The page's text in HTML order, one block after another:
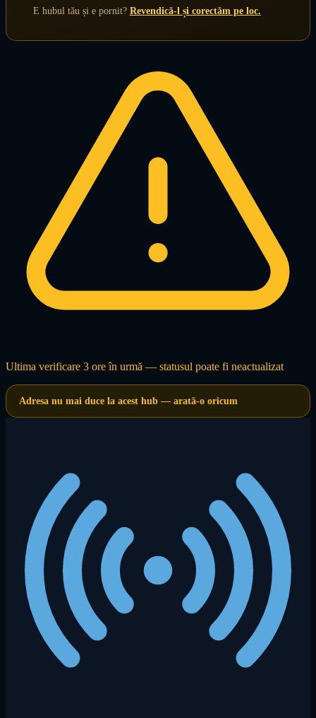
E hubul tău și e pornit? Revendică-l și corectăm pe loc.
Ultima verificare 3 ore în urmă — statusul poate fi neactualizat
Adresa nu mai duce la acest hub — arată-o oricum